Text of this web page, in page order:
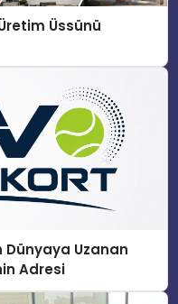
Üssünü
Dünyaya Uzanan
Adresi